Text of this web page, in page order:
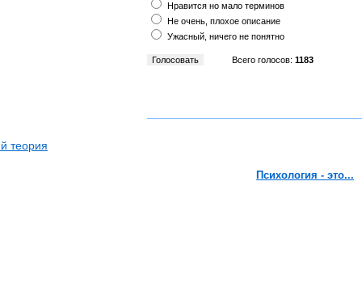
теория
Нравится но мало терминов
Не очень, плохое описание
Ужасный, ничего не понятно
Всего голосов: 1183
Психология - это...